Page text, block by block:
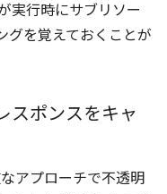
実行時にサブリソー
グを覚えておくことが
スポンスをキャ
アプローチで不透明